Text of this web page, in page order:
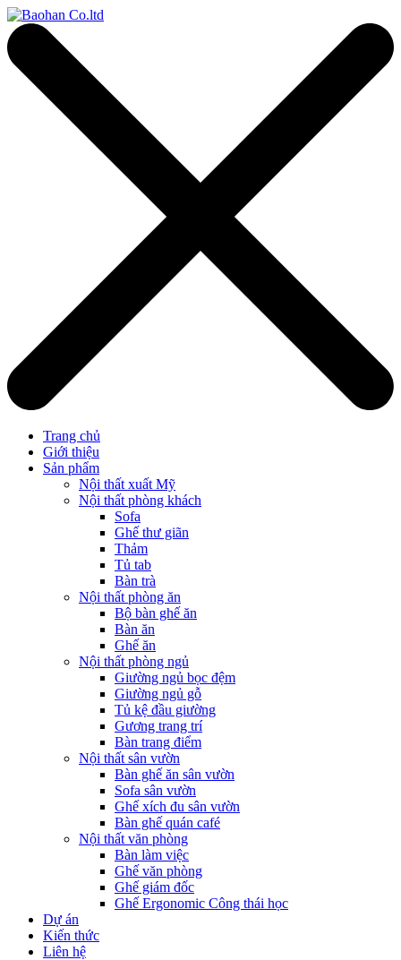
Trang chủ
Giới thiệu
Sản phẩm
Nội thất xuất Mỹ
Nội thất phòng khách
Sofa
Ghế thư giãn
Thảm
Tủ tab
Bàn trà
Nội thất phòng ăn
Bộ bàn ghế ăn
Bàn ăn
Ghế ăn
Nội thất phòng ngủ
Giường ngủ bọc đệm
Giường ngủ gỗ
Tủ kệ đầu giường
Gương trang trí
Bàn trang điểm
Nội thất sân vườn
Bàn ghế ăn sân vườn
Sofa sân vườn
Ghế xích đu sân vườn
Bàn ghế quán café
Nội thất văn phòng
Bàn làm việc
Ghế văn phòng
Ghế giám đốc
Ghế Ergonomic Công thái học
Dự án
Kiến thức
Liên hệ